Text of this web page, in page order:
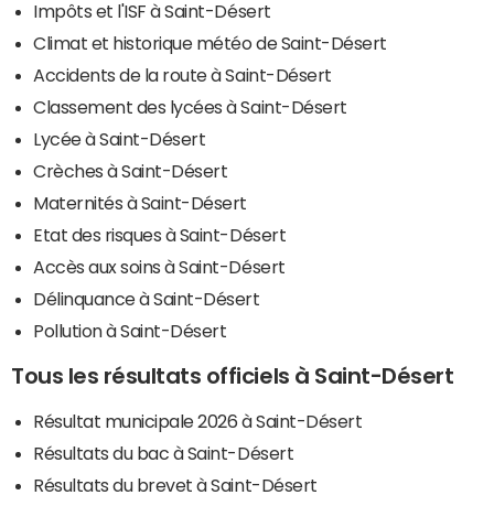
Impôts et l'ISF à Saint-Désert
Climat et historique météo de Saint-Désert
Accidents de la route à Saint-Désert
Classement des lycées à Saint-Désert
Lycée à Saint-Désert
Crèches à Saint-Désert
Maternités à Saint-Désert
Etat des risques à Saint-Désert
Accès aux soins à Saint-Désert
Délinquance à Saint-Désert
Pollution à Saint-Désert
Tous les résultats officiels à Saint-Désert
Résultat municipale 2026 à Saint-Désert
Résultats du bac à Saint-Désert
Résultats du brevet à Saint-Désert